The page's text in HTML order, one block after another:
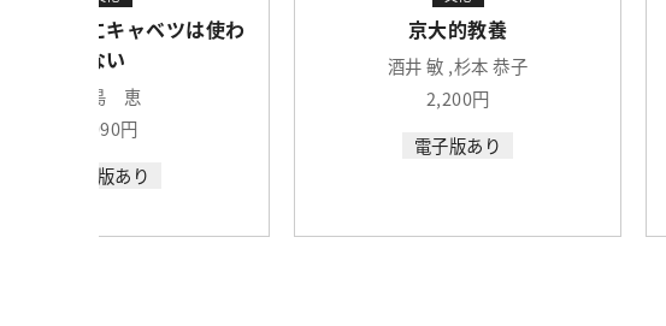
の回鍋肉にキャベツは使わ
ない
中島 恵
2,090円
電子版あり
京大的教養
酒井 敏 ,杉本 恭子
2,200円
電子版あり